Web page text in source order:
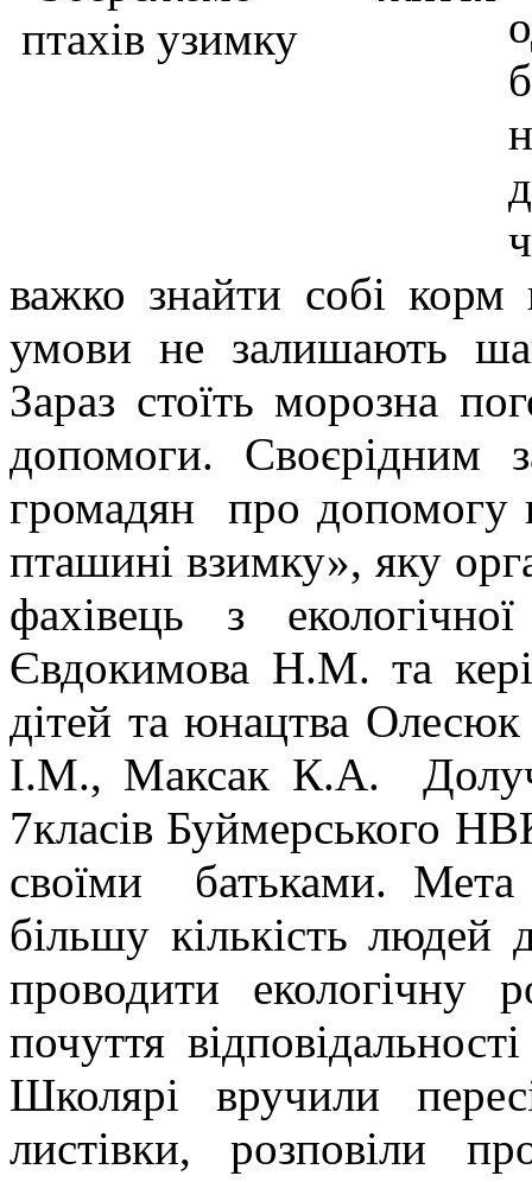
важко знайти собі корм
умови не залишають
Зараз стоїть морозна
допомоги. Своєрідним
громадян про допомогу
пташині взимку», яку
фахівець з
Євдокимова Н.М. та
дітей та юнацтва
І.М., Максак К.А.
7класів Буймерського
своїми батьками. Мета
більшу кількість людей
проводити екологічну
почуття
Школярі вручили
листівки, розповіли